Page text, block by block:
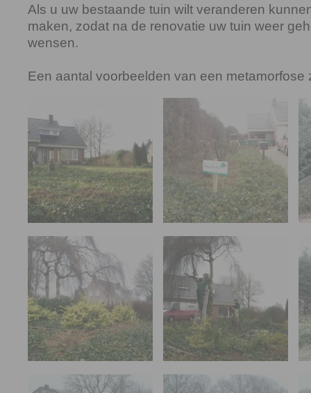
Als u uw bestaande tuin wilt veranderen
maken, zodat na de renovatie uw tuin weer
wensen.
Een aantal voorbeelden van een metamorfose